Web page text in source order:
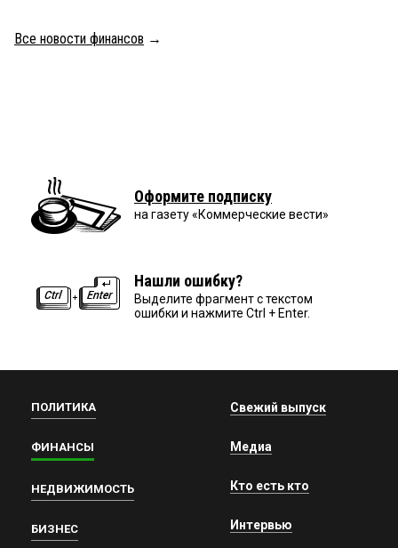
Все новости финансов →
Оформите подписку
на газету «Коммерческие вести»
Нашли ошибку?
Выделите фрагмент с текстом
ошибки и нажмите Ctrl + Enter.
ПОЛИТИКА
ФИНАНСЫ
НЕДВИЖИМОСТЬ
БИЗНЕС
Свежий выпуск
Медиа
Кто есть кто
Интервью